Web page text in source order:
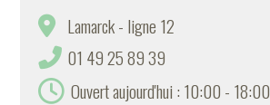
Lamarck - ligne 12
01 49 25 89 39
Ouvert aujourd'hui : 10:00 - 18:00